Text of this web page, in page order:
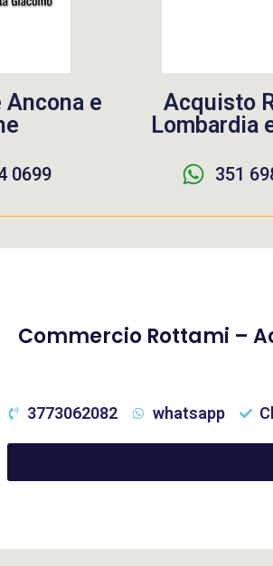
Ancona e
0699
Acquisto
Lombardia
351
Commercio Rottami –
3773062082 whatsapp